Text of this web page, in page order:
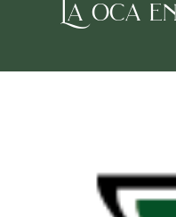
La oca
Inicio /Tea